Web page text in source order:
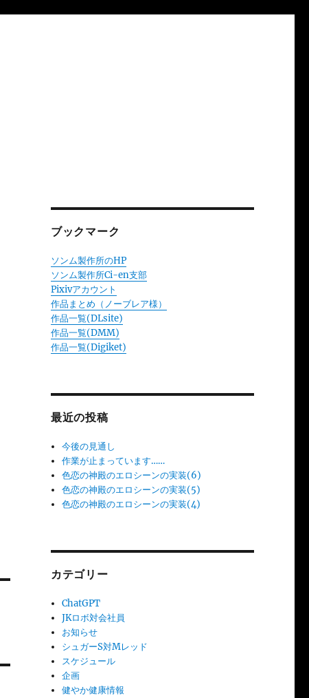
ブックマーク
ソンム製作所のHP
ソンム製作所Ci-en支部
Pixivアカウント
作品まとめ（ノーブレア様）
作品一覧(DLsite)
作品一覧(DMM)
作品一覧(Digiket)
最近の投稿
今後の見通し
作業が止まっています……
色恋の神殿のエロシーンの実装(6)
色恋の神殿のエロシーンの実装(5)
色恋の神殿のエロシーンの実装(4)
カテゴリー
ChatGPT
JKロボ対会社員
お知らせ
シュガーS対Mレッド
スケジュール
企画
健やか健康情報